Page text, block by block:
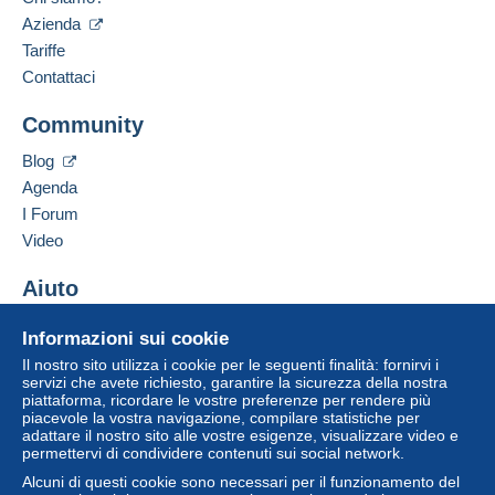
al venditore.
L'acquirente utilizza i metodi di pagamento
disponibili su Delcampe nella pagina "
Un pagamento non effettuato tramite
pagamento integrato nel sito
venditore all'acquirente. Un acquisto non pagato
dell'acquirente.
clausole relative al pagamento, queste sono da
considerarsi nulle e non dovute. Le condizioni di
pagamento del sito Delcampe, definite nelle
Gli acquisti devono essere pagati entro14 giorni
dal ricevimento della richiesta di pagamento del
venditore.
Lingua parlata:
Contattare il venditore
Informazioni sui cookie
Il nostro sito utilizza i cookie per le seguenti finalità: fornirvi i
servizi che avete richiesto, garantire la sicurezza della nostra
piattaforma, ricordare le vostre preferenze per rendere più
piacevole la vostra navigazione, compilare statistiche per
adattare il nostro sito alle vostre esigenze, visualizzare video e
permettervi di condividere contenuti sui social network.
Alcuni di questi cookie sono necessari per il funzionamento del
Azienda
Tariffe
Contattaci
Community
Blog
Agenda
I Forum
Video
Aiuto
Acquistare su Delcampe
Vendere su Delcampe
Un sito sicuro